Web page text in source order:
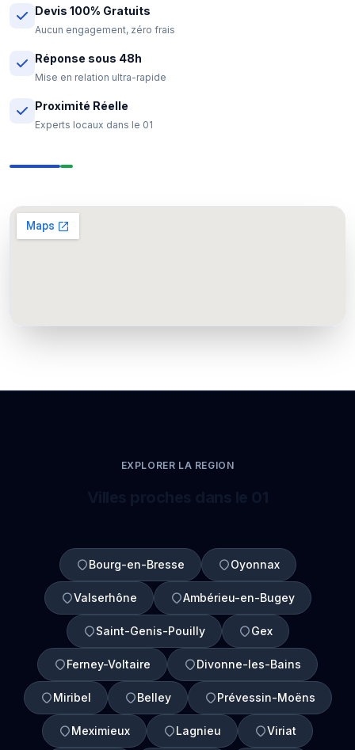
Devis 100% Gratuits
Aucun engagement, zéro frais
Réponse sous 48h
Mise en relation ultra-rapide
Proximité Réelle
Experts locaux dans le 01
EXPLORER LA REGION
Bourg-en-Bresse Oyonnax
Valserhône Ambérieu-en-Bugey
Saint-Genis-Pouilly Gex
Ferney-Voltaire Divonne-les-Bains
Miribel Belley Prévessin-Moëns
Meximieux Lagnieu Viriat